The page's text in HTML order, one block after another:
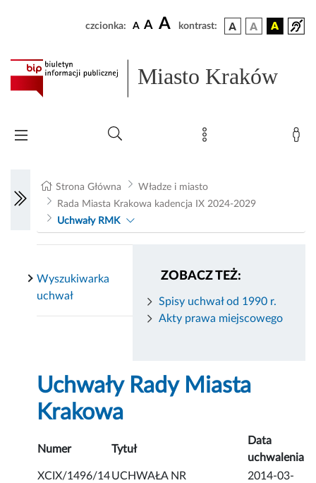
czcionka: A A A kontrast:
Miasto Kraków
Strona Główna
Władze i miasto
Rada Miasta Krakowa kadencja IX 2024-2029
Uchwały RMK
ZOBACZ TEŻ:
Spisy uchwał od 1990 r.
Akty prawa miejscowego
Wyszukiwarka
uchwał
Uchwały Rady Miasta
Krakowa
Numer Tytuł
Data
uchwalenia
XCIX/1496/14UCHWAŁA NR
2014-03-